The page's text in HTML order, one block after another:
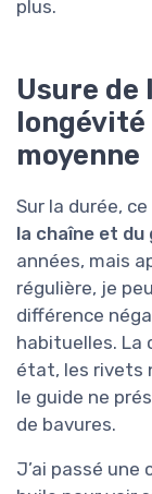
plus.
Usure de
longévité
moyenne
Sur la durée,
la chaîne et du
années, mais
régulière, je
différence
habituelles. La
état, les rivets
le guide ne
de bavures.
J’ai passé